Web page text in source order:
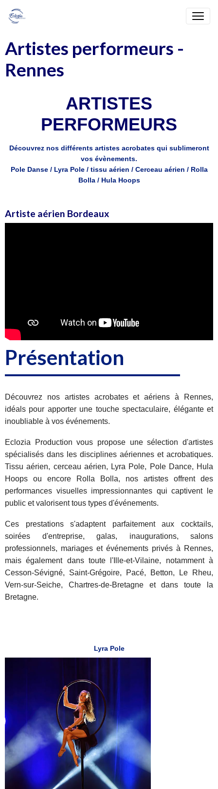
Artistes performeurs -
Rennes
ARTISTES
PERFORMEURS
Découvrez nos différents artistes acrobates qui sublimeront
vos évènements.
Pole Danse / Lyra Pole / tissu aérien / Cerceau aérien / Rolla
Bolla / Hula Hoops
Artiste aérien Bordeaux
Présentation
Découvrez nos artistes acrobates et aériens à Rennes,
idéals pour apporter une touche spectaculaire, élégante et
inoubliable à vos événements.
Eclozia Production vous propose une sélection d'artistes
spécialisés dans les disciplines aériennes et acrobatiques.
Tissu aérien, cerceau aérien, Lyra Pole, Pole Dance, Hula
Hoops ou encore Rolla Bolla, nos artistes offrent des
performances visuelles impressionnantes qui captivent le
public et valorisent tous types d'événements.
Ces prestations s'adaptent parfaitement aux cocktails,
soirées d'entreprise, galas, inaugurations, salons
professionnels, mariages et événements privés à Rennes,
mais également dans toute l'Ille-et-Vilaine, notamment à
Cesson-Sévigné, Saint-Grégoire, Pacé, Betton, Le Rheu,
Vern-sur-Seiche, Chartres-de-Bretagne et dans toute la
Bretagne.
Lyra Pole